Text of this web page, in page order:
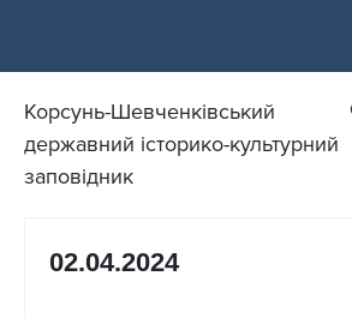
Корсунь-Шевченківський
державний історико-культурний
заповідник
02.04.2024